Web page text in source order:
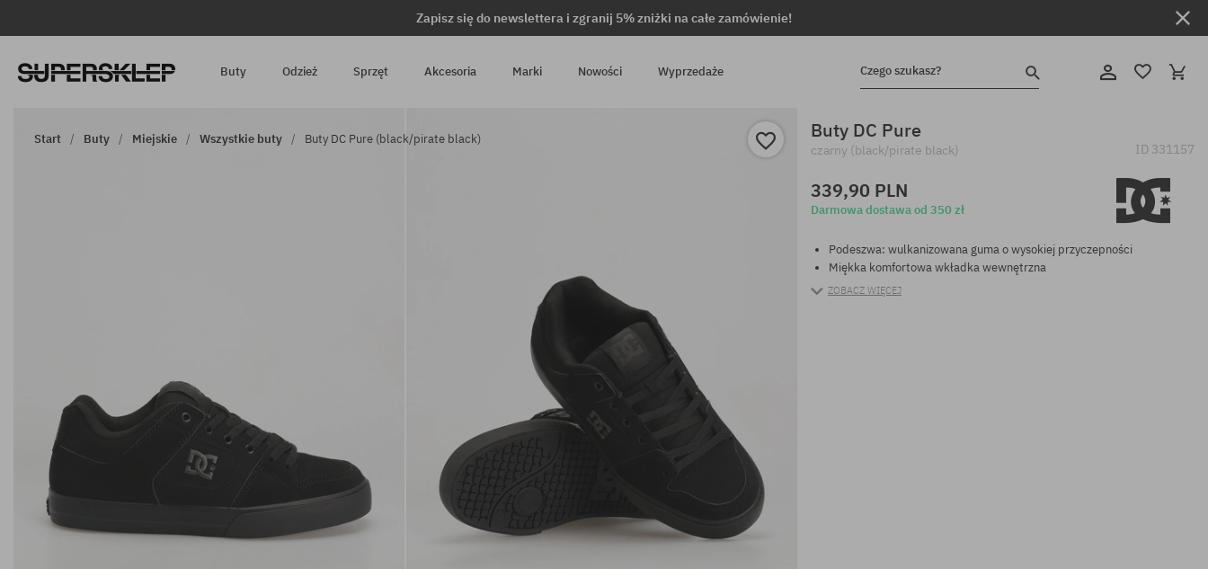
Zapisz się do newslettera i zgranij 5% zniżki na całe zamówienie!
Buty Odzież Sprzęt Akcesoria Marki Nowości Wyprzedaże Czego szukasz?
Start Buty Miejskie Wszystkie buty Buty DC Pure (black/pirate black) Buty DC Pure
czarny (black/pirate black) ID 331157
339,90 PLN
Darmowa dostawa od 350 zł
Podeszwa: wulkanizowana guma o wysokiej przyczepności
Miękka komfortowa wkładka wewnętrzna
ZOBACZ WIĘCEJ